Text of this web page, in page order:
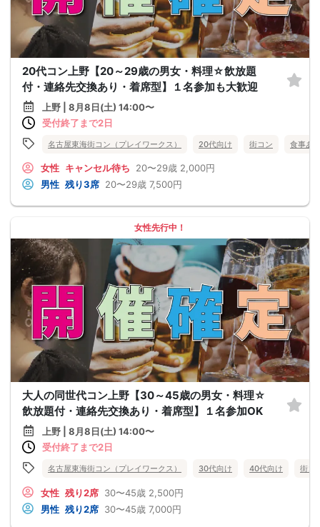
20代コン上野【20～29歳の男女・料理☆飲放題
付・連絡先交換あり・着席型】１名参加も大歓迎
上野 | 8月8日(土) 14:00〜
受付終了まで2日
名古屋東海街コン（プレイワークス） 20代向け 街コン 食事あ
女性 キャンセル待ち 20〜29歳 2,000円
男性 残り3席 20〜29歳 7,500円
女性先行中！
大人の同世代コン上野【30～45歳の男女・料理☆
飲放題付・連絡先交換あり・着席型】１名参加OK
上野 | 8月8日(土) 14:00〜
受付終了まで2日
名古屋東海街コン（プレイワークス） 30代向け 40代向け 街コ
女性 残り2席 30〜45歳 2,500円
男性 残り2席 30〜45歳 7,000円